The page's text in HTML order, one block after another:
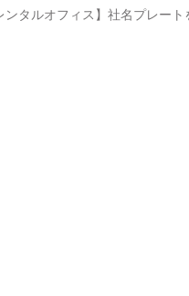
タルオフィス】社名プレート